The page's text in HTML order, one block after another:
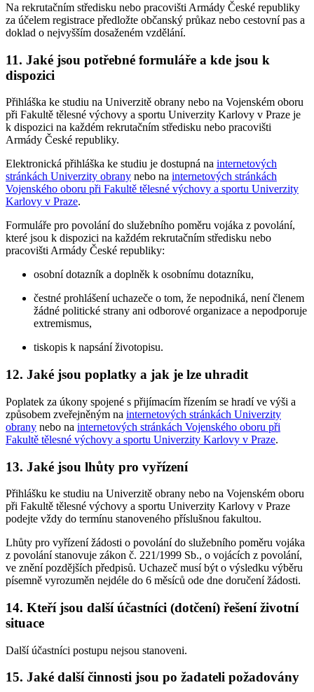
Na rekrutačním středisku nebo pracovišti Armády České republiky
za účelem registrace předložte občanský průkaz nebo cestovní pas a
doklad o nejvyšším dosaženém vzdělání.
11. Jaké jsou potřebné formuláře a kde jsou k
dispozici
Přihláška ke studiu na Univerzitě obrany nebo na Vojenském oboru
při Fakultě tělesné výchovy a sportu Univerzity Karlovy v Praze je
k dispozici na každém rekrutačním středisku nebo pracovišti
Armády České republiky.
Elektronická přihláška ke studiu je dostupná na internetových
stránkách Univerzity obrany nebo na internetových stránkách
Vojenského oboru při Fakultě tělesné výchovy a sportu Univerzity
Karlovy v Praze.
Formuláře pro povolání do služebního poměru vojáka z povolání,
které jsou k dispozici na každém rekrutačním středisku nebo
pracovišti Armády České republiky:
osobní dotazník a doplněk k osobnímu dotazníku,
čestné prohlášení uchazeče o tom, že nepodniká, není členem
žádné politické strany ani odborové organizace a nepodporuje
extremismus,
tiskopis k napsání životopisu.
12. Jaké jsou poplatky a jak je lze uhradit
Poplatek za úkony spojené s přijímacím řízením se hradí ve výši a
způsobem zveřejněným na internetových stránkách Univerzity
obrany nebo na internetových stránkách Vojenského oboru při
Fakultě tělesné výchovy a sportu Univerzity Karlovy v Praze.
13. Jaké jsou lhůty pro vyřízení
Přihlášku ke studiu na Univerzitě obrany nebo na Vojenském oboru
při Fakultě tělesné výchovy a sportu Univerzity Karlovy v Praze
podejte vždy do termínu stanoveného příslušnou fakultou.
Lhůty pro vyřízení žádosti o povolání do služebního poměru vojáka
z povolání stanovuje zákon č. 221/1999 Sb., o vojácích z povolání,
ve znění pozdějších předpisů. Uchazeč musí být o výsledku výběru
písemně vyrozuměn nejdéle do 6 měsíců ode dne doručení žádosti.
14. Kteří jsou další účastníci (dotčení) řešení životní
situace
Další účastníci postupu nejsou stanoveni.
15. Jaké další činnosti jsou po žadateli požadovány